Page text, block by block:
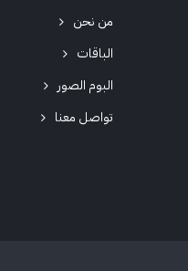
من نحن
الباقات
البوم الصور
تواصل معنا